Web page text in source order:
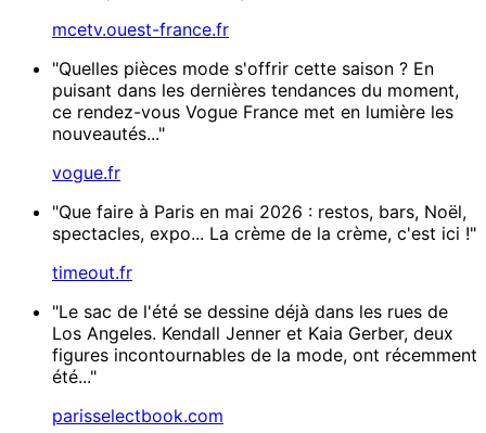
mcetv.ouest-france.fr
"Quelles pièces mode s'offrir cette saison ? En
puisant dans les dernières tendances du moment,
ce rendez-vous Vogue France met en lumière les
nouveautés..."
vogue.fr
"Que faire à Paris en mai 2026 : restos, bars, Noël,
spectacles, expo... La crème de la crème, c'est ici !"
timeout.fr
"Le sac de l'été se dessine déjà dans les rues de
Los Angeles. Kendall Jenner et Kaia Gerber, deux
figures incontournables de la mode, ont récemment
été..."
parisselectbook.com